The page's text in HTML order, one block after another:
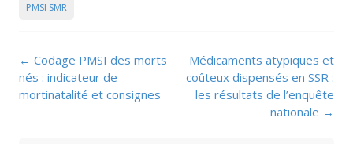
PMSI SMR
Post
navigation
← Codage PMSI des morts
nés : indicateur de
mortinatalité et consignes
Médicaments atypiques et
coûteux dispensés en SSR :
les résultats de l’enquête
nationale →